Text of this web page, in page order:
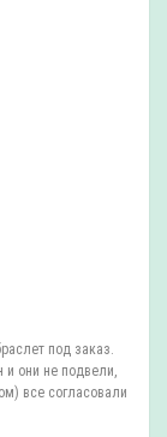
под заказ.
и они не подвели,
все согласовали